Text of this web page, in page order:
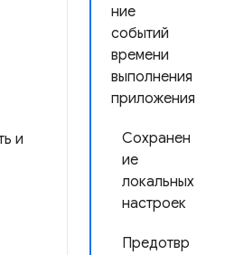
ние
событий
времени
выполнения
приложения
Сохранен
ие
локальных
настроек
Предотвр
и